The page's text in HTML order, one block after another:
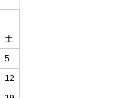
土
5
12